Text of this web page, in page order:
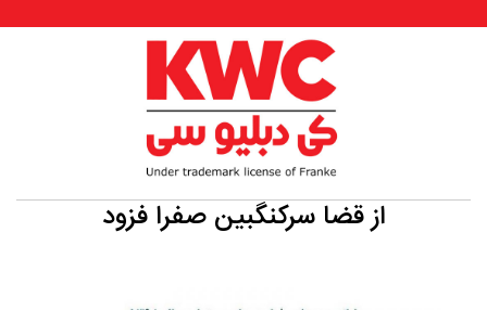
از قضا سرکنگبین صفرا فزود